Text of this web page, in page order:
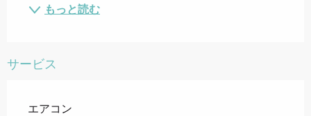
もっと読む
サービス
エアコン